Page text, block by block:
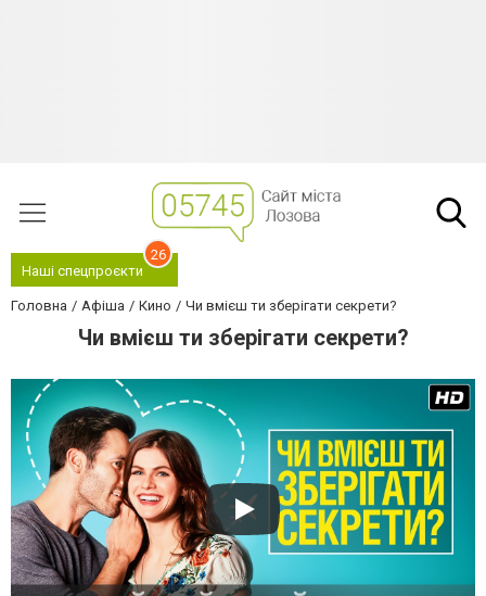
Наші спецпроєкти
26
Головна Афіша Кино Чи вмієш ти зберігати секрети?
Чи вмієш ти зберігати секрети?